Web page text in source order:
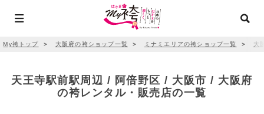
My袴トップ ＞ 大阪府の袴ショップ一覧 ＞ ミナミエリアの袴ショップ一覧 ＞ 大
天王寺駅前駅周辺 / 阿倍野区 / 大阪市 / 大阪府
の袴レンタル・販売店の一覧